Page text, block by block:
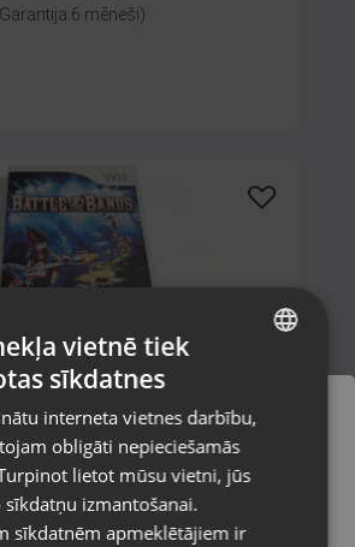
6 mēneši)
of the Bands
iela 26
6 mēneši)
tiks piegādāti uz
valsti
RUSSIAN
vietnē tiek
sīkdatnes
interneta vietnes darbību,
obligāti nepieciešamās
lietot mūsu vietni, jūs
izmantošanai.
sīkdatnēm apmeklētājiem ir